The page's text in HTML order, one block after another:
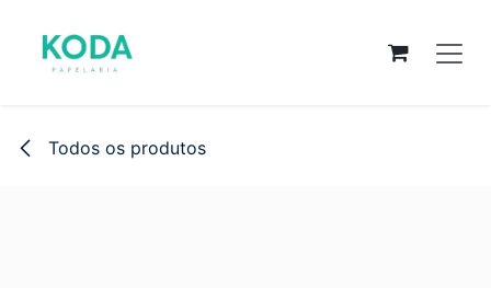
Todos os produtos